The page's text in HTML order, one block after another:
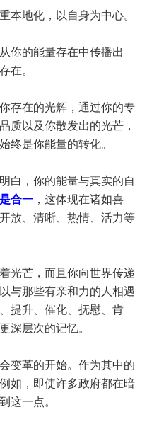
本地化，以自身为中心。
你的能量存在中传播出
在。
存在的光辉，通过你的专
质以及你散发出的光芒，
是你能量的转化。
白，你的能量与真实的自
合一 ，这体现在诸如喜
放、清晰、热情、活力等
光芒，而且你向世界传递
与那些有亲和力的人相遇
提升、催化、抚慰、肯
深层次的记忆。
变革的开始。作为其中的
如，即使许多政府都在暗
这一点。